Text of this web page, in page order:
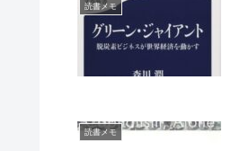
読書メモ
読書メモ